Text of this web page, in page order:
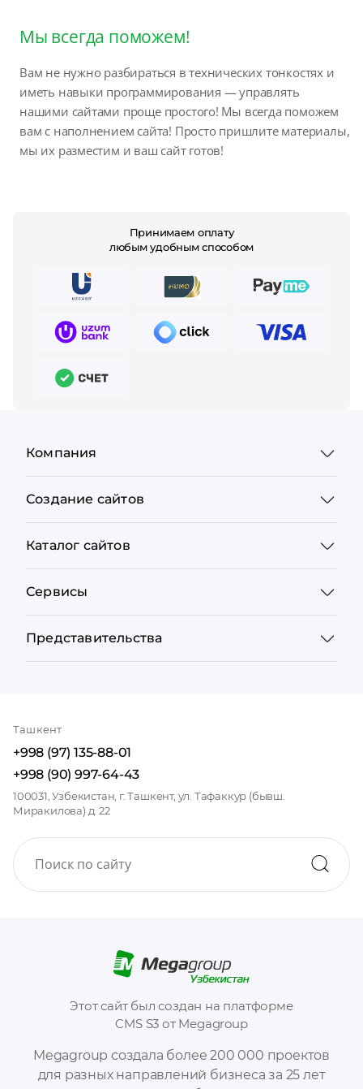
Мы всегда поможем!
Вам не нужно разбираться в технических тонкостях и
иметь навыки программирования — управлять
нашими сайтами проще простого! Мы всегда поможем
вам с наполнением сайта! Просто пришлите материалы,
мы их разместим и ваш сайт готов!
Принимаем оплату
любым удобным способом
Megagroup создала более 200 000 проектов
для разных направлений бизнеса за 25 лет
Этот сайт был создан на платформе
CMS S3 от Megagroup
Компания
Создание сайтов
Каталог сайтов
Сервисы
Представительства
Ташкент
+998 (97) 135-88-01
+998 (90) 997-64-43
100031, Узбекистан, г. Ташкент, ул. Тафаккур (бывш.
Миракилова) д. 22